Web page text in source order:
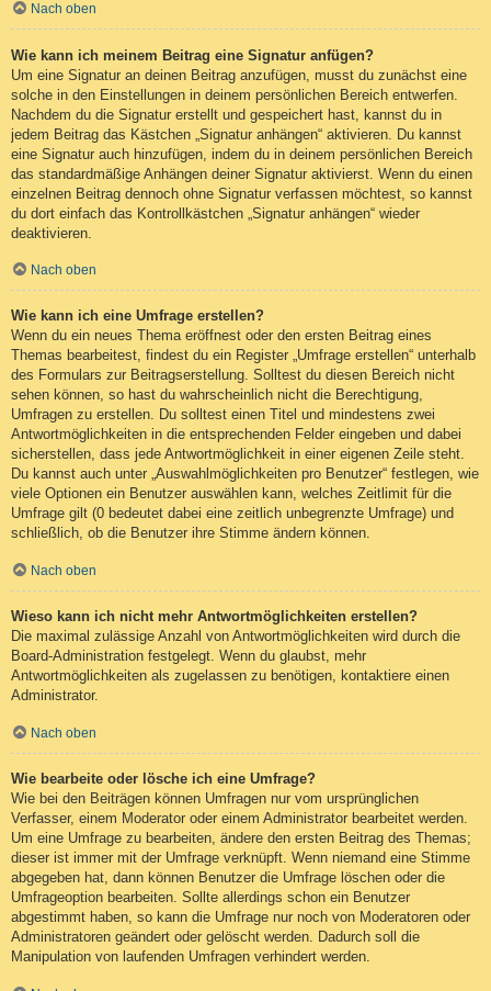
Nach oben
Wie kann ich meinem Beitrag eine Signatur anfügen?
Um eine Signatur an deinen Beitrag anzufügen, musst du zunächst eine
solche in den Einstellungen in deinem persönlichen Bereich entwerfen.
Nachdem du die Signatur erstellt und gespeichert hast, kannst du in
jedem Beitrag das Kästchen „Signatur anhängen“ aktivieren. Du kannst
eine Signatur auch hinzufügen, indem du in deinem persönlichen Bereich
das standardmäßige Anhängen deiner Signatur aktivierst. Wenn du einen
einzelnen Beitrag dennoch ohne Signatur verfassen möchtest, so kannst
du dort einfach das Kontrollkästchen „Signatur anhängen“ wieder
deaktivieren.
Nach oben
Wie kann ich eine Umfrage erstellen?
Wenn du ein neues Thema eröffnest oder den ersten Beitrag eines
Themas bearbeitest, findest du ein Register „Umfrage erstellen“ unterhalb
des Formulars zur Beitragserstellung. Solltest du diesen Bereich nicht
sehen können, so hast du wahrscheinlich nicht die Berechtigung,
Umfragen zu erstellen. Du solltest einen Titel und mindestens zwei
Antwortmöglichkeiten in die entsprechenden Felder eingeben und dabei
sicherstellen, dass jede Antwortmöglichkeit in einer eigenen Zeile steht.
Du kannst auch unter „Auswahlmöglichkeiten pro Benutzer“ festlegen, wie
viele Optionen ein Benutzer auswählen kann, welches Zeitlimit für die
Umfrage gilt (0 bedeutet dabei eine zeitlich unbegrenzte Umfrage) und
schließlich, ob die Benutzer ihre Stimme ändern können.
Nach oben
Wieso kann ich nicht mehr Antwortmöglichkeiten erstellen?
Die maximal zulässige Anzahl von Antwortmöglichkeiten wird durch die
Board-Administration festgelegt. Wenn du glaubst, mehr
Antwortmöglichkeiten als zugelassen zu benötigen, kontaktiere einen
Administrator.
Nach oben
Wie bearbeite oder lösche ich eine Umfrage?
Wie bei den Beiträgen können Umfragen nur vom ursprünglichen
Verfasser, einem Moderator oder einem Administrator bearbeitet werden.
Um eine Umfrage zu bearbeiten, ändere den ersten Beitrag des Themas;
dieser ist immer mit der Umfrage verknüpft. Wenn niemand eine Stimme
abgegeben hat, dann können Benutzer die Umfrage löschen oder die
Umfrageoption bearbeiten. Sollte allerdings schon ein Benutzer
abgestimmt haben, so kann die Umfrage nur noch von Moderatoren oder
Administratoren geändert oder gelöscht werden. Dadurch soll die
Manipulation von laufenden Umfragen verhindert werden.